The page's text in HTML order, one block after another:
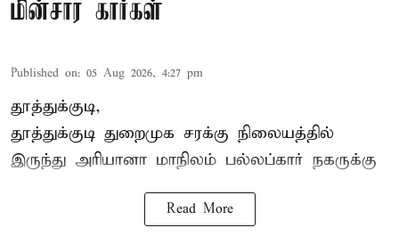
மின்சார கார்கள்
Published on: 05 Aug 2026, 4:27 pm
தூத்துக்குடி,
தூத்துக்குடி துறைமுக சரக்கு நிலையத்தில்
இருந்து அரியானா மாநிலம் பல்லப்கார் நகருக்கு
Read More